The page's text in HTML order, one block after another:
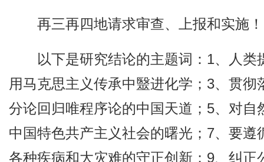
再三再四地请求审查、上报和实施！
以下是研究结论的主题词：1、人
用马克思主义传承中毉进化学；3、贯
分论回归唯程序论的中国天道；5、对
中国特色共产主义社会的曙光；7、要
各种疾病和大灾难的守正创新；9、纠